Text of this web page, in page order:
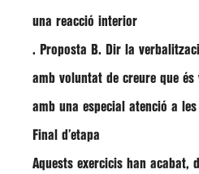
una reacció interior
. Proposta B. Dir la
amb voluntat de creure que
amb una especial atenció a
Final d’etapa
Aquests exercicis han acabat,